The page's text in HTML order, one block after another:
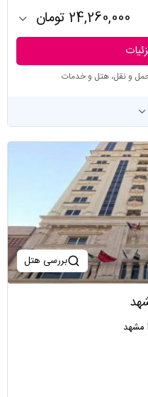
24,260,000 تومان
و نقل، هتل و خدمات
بررسی هتل
مشهد